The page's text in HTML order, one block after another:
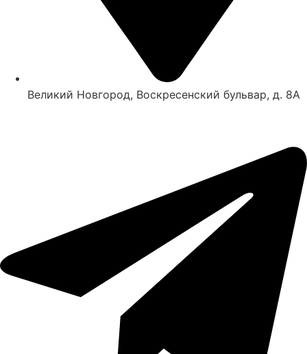
Великий Новгород, Воскресенский бульвар, д. 8А